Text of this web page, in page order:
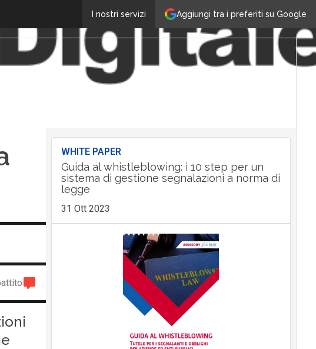
Aggiungi tra i preferiti su Google
I nostri servizi
WHITE PAPER
Guida al whistleblowing: i 10 step per un
sistema di gestione segnalazioni a norma di
legge
31 Ott 2023